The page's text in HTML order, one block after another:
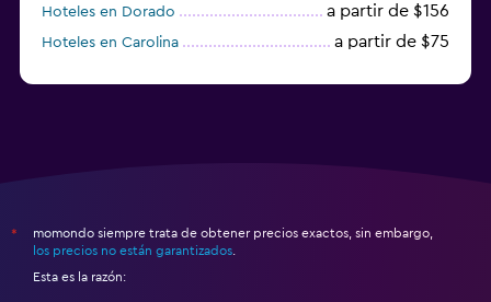
Hoteles en Dorado a partir de $156
Hoteles en Carolina a partir de $75
*
momondo siempre trata de obtener precios exactos, sin embargo,
los precios no están garantizados
Esta es la razón: